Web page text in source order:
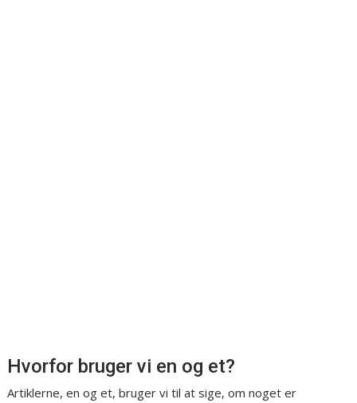
Hvorfor bruger vi en og et?
Artiklerne, en og et, bruger vi til at sige, om noget er